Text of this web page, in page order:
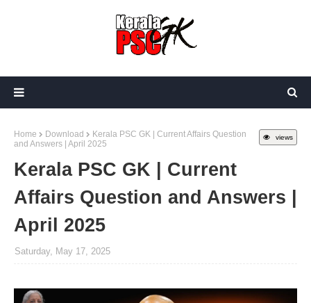
views
Home Download
Kerala PSC GK | Current Affairs Question
and Answers | April 2025
Kerala PSC GK | Current
Affairs Question and Answers |
April 2025
Saturday, May 17, 2025